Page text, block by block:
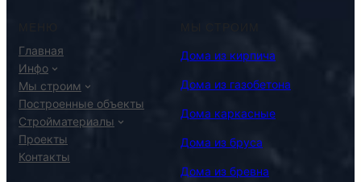
Главная
Инфо
Мы строим
Построенные объекты
Стройматериалы
Проекты
Контакты
Дома из кирпича
Дома из газобетона
Дома каркасные
Дома из бруса
Дома из бревна